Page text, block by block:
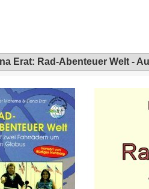
Erat: Rad-Abenteuer Welt -